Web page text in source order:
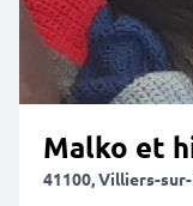
Malko et
41100, Villiers-